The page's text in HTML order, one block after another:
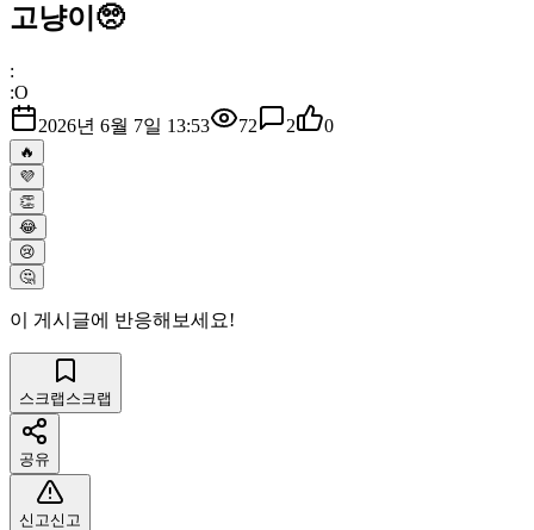
고냥이🥺
:
:O
2026년 6월 7일 13:53
72 2 0
🔥
💜
👏
😂
😢
🤔
이 게시글에 반응해보세요!
스크랩 스크랩
공유
신고신고